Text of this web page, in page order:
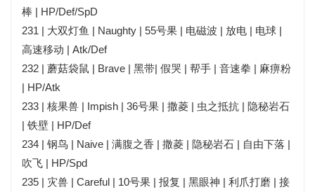
棒 | HP/Def/SpD
231 | 大双灯鱼 | Naughty | 55号果 | 电磁波 | 放电 | 电球 |
高速移动 | Atk/Def
232 | 蘑菇袋鼠 | Brave | 黑带| 假哭 | 帮手 | 音速拳 | 麻痹粉
| HP/Atk
233 | 核果兽 | Impish | 36号果 | 撒菱 | 虫之抵抗 | 隐秘岩石
| 铁壁 | HP/Def
234 | 钢鸟 | Naive | 满腹之香 | 撒菱 | 隐秘岩石 | 自由下落 |
吹飞 | HP/Spd
235 | 灾兽 | Careful | 10号果 | 报复 | 黑眼神 | 利爪打磨 | 接